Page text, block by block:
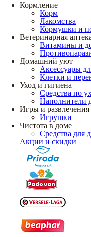
Кормление
Корм
Лакомства
Кормушки и
Ветеринарная
Витамины и
Домашний уют
Аксессуары
Клетки и
Уход и гигиена
Средства по
Наполнители
Игры и развлечения
Игрушки
Чистота в доме
Средства для
Акции и скидки